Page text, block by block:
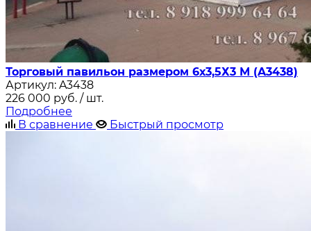
Торговый павильон размером 6х3,5Х3 М (A3438)
Артикул: A3438
226 000 руб. / шт.
Подробнее
В сравнение
Быстрый просмотр